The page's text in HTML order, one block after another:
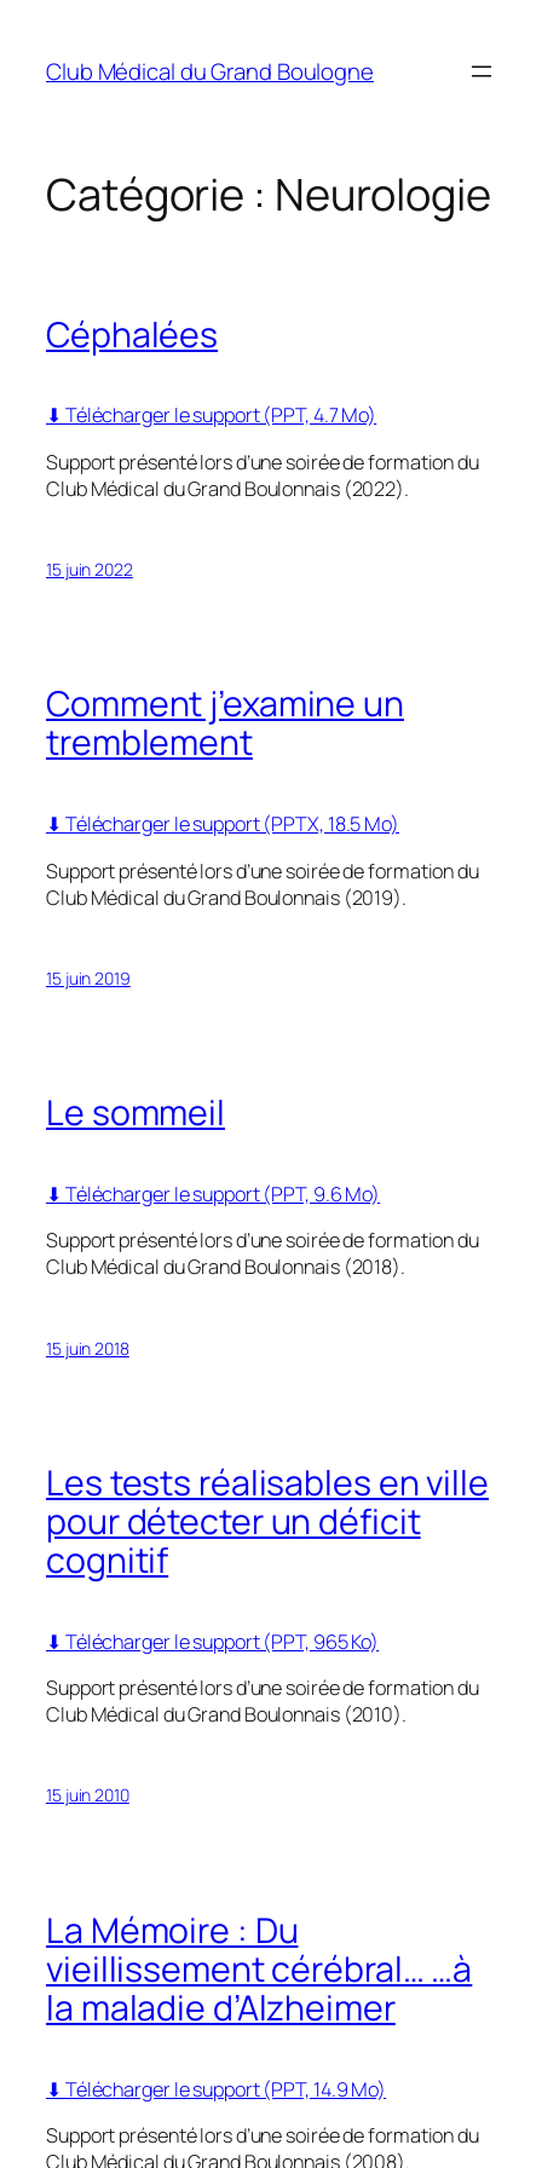
contenu
Club Médical du Grand Boulogne
Catégorie : Neurologie
Céphalées
⬇ Télécharger le support (PPT, 4.7 Mo)
Support présenté lors d’une soirée de formation du
Club Médical du Grand Boulonnais (2022).
15 juin 2022
Comment j’examine un
tremblement
⬇ Télécharger le support (PPTX, 18.5 Mo)
Support présenté lors d’une soirée de formation du
Club Médical du Grand Boulonnais (2019).
15 juin 2019
Le sommeil
⬇ Télécharger le support (PPT, 9.6 Mo)
Support présenté lors d’une soirée de formation du
Club Médical du Grand Boulonnais (2018).
15 juin 2018
Les tests réalisables en ville
pour détecter un déficit
cognitif
⬇ Télécharger le support (PPT, 965 Ko)
Support présenté lors d’une soirée de formation du
Club Médical du Grand Boulonnais (2010).
15 juin 2010
La Mémoire : Du
vieillissement cérébral… …à
la maladie d’Alzheimer
⬇ Télécharger le support (PPT, 14.9 Mo)
Support présenté lors d’une soirée de formation du
Club Médical du Grand Boulonnais (2008).